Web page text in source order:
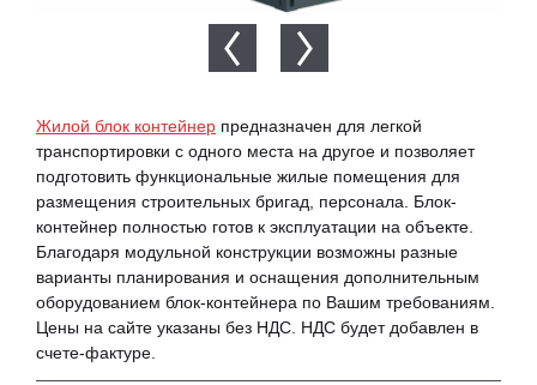
Жилой блок контейнер предназначен для легкой
транспортировки с одного места на другое и позволяет
подготовить функциональные жилые помещения для
размещения строительных бригад, персонала. Блок-
контейнер полностью готов к эксплуатации на объекте.
Благодаря модульной конструкции возможны разные
варианты планирования и оснащения дополнительным
оборудованием блок-контейнера по Вашим требованиям.
Цены на сайте указаны без НДС. НДС будет добавлен в
счете-фактуре.